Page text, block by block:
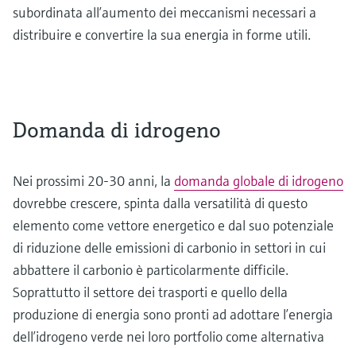
subordinata all’aumento dei meccanismi necessari a
distribuire e convertire la sua energia in forme utili.
Domanda di idrogeno
Nei prossimi 20-30 anni, la domanda globale di idrogeno
dovrebbe crescere, spinta dalla versatilità di questo
elemento come vettore energetico e dal suo potenziale
di riduzione delle emissioni di carbonio in settori in cui
abbattere il carbonio è particolarmente difficile.
Soprattutto il settore dei trasporti e quello della
produzione di energia sono pronti ad adottare l’energia
dell’idrogeno verde nei loro portfolio come alternativa